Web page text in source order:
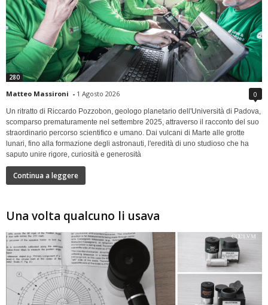
280
Matteo Massironi - 1 Agosto 2026 0
Un ritratto di Riccardo Pozzobon, geologo planetario dell'Università di Padova,
scomparso prematuramente nel settembre 2025, attraverso il racconto del suo
straordinario percorso scientifico e umano. Dai vulcani di Marte alle grotte
lunari, fino alla formazione degli astronauti, l'eredità di uno studioso che ha
saputo unire rigore, curiosità e generosità
Continua a leggere
Una volta qualcuno li usava